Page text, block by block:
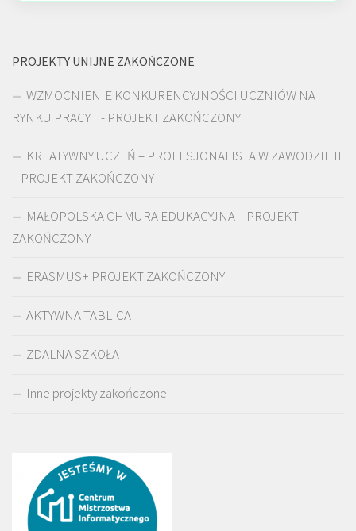
PROJEKTY UNIJNE ZAKOŃCZONE
WZMOCNIENIE KONKURENCYJNOŚCI UCZNIÓW NA
RYNKU PRACY II- PROJEKT ZAKOŃCZONY
KREATYWNY UCZEŃ – PROFESJONALISTA W ZAWODZIE II
– PROJEKT ZAKOŃCZONY
MAŁOPOLSKA CHMURA EDUKACYJNA – PROJEKT
ZAKOŃCZONY
ERASMUS+ PROJEKT ZAKOŃCZONY
AKTYWNA TABLICA
ZDALNA SZKOŁA
Inne projekty zakończone